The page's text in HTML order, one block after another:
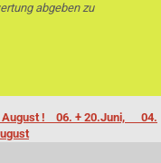
abgeben zu
August ! 06. + 20.Juni, 04.